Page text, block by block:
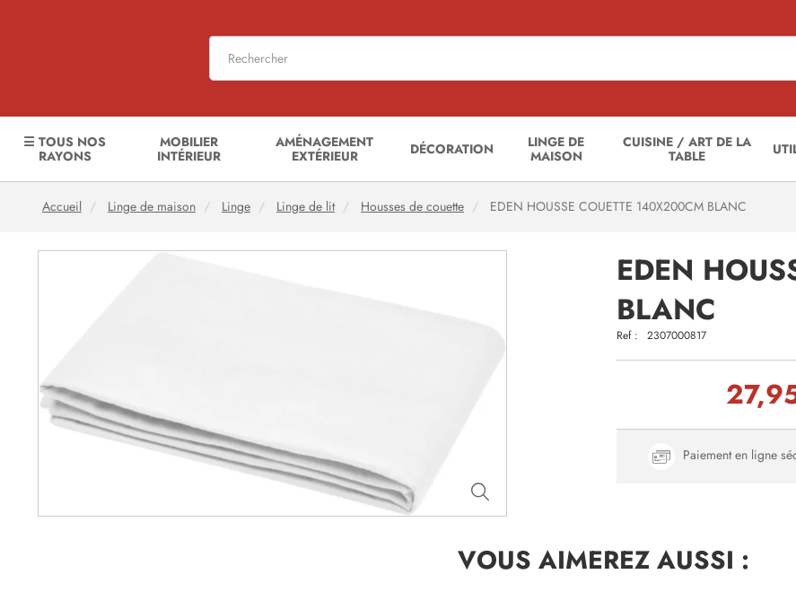
☰ TOUS NOS
RAYONS
MOBILIER
INTÉRIEUR
AMÉNAGEMENT
EXTÉRIEUR
DÉCORATION
LINGE DE
MAISON
CUISINE / ART DE LA
TABLE
Accueil Linge de maison Linge Linge de lit Housses de couette EDEN HOUSSE COUETTE 140X200CM BLANC
EDEN
BLANC
Ref : 2307000817
Paiement en ligne
VOUS AIMEREZAUSSI :